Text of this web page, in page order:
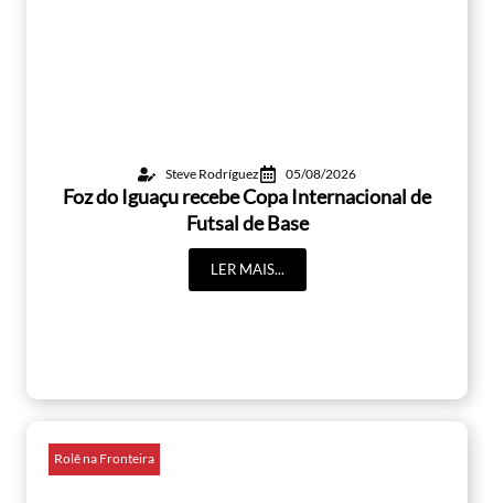
Steve Rodríguez 05/08/2026
Foz do Iguaçu recebe Copa Internacional de
Futsal de Base
LER MAIS...
Rolê na Fronteira